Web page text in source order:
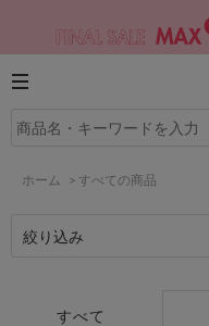
ホーム > すべての商品
絞り込み
すべて